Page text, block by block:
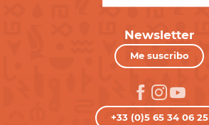
Newsletter
Me suscribo
+33 (0)5 65 34 06 25